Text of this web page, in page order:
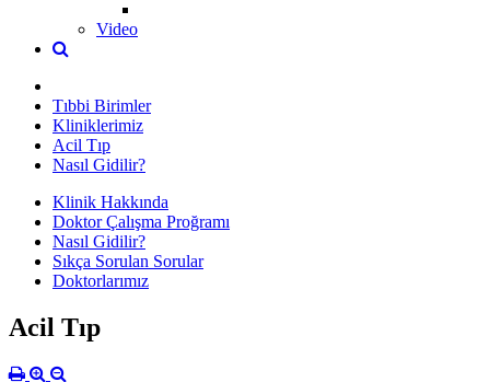
Video
Tıbbi Birimler
Kliniklerimiz
Acil Tıp
Nasıl Gidilir?
Klinik Hakkında
Doktor Çalışma Proğramı
Nasıl Gidilir?
Sıkça Sorulan Sorular
Doktorlarımız
Acil Tıp